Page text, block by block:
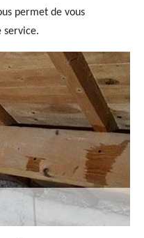
permet de vous
service.